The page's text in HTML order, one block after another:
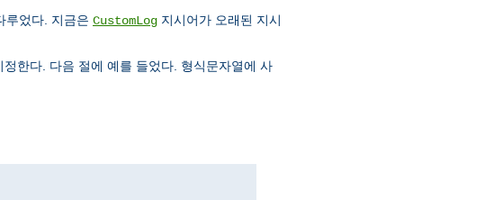
루었다. 지금은 CustomLog 지시어가 오래된 지시
한다. 다음 절에 예를 들었다. 형식문자열에 사